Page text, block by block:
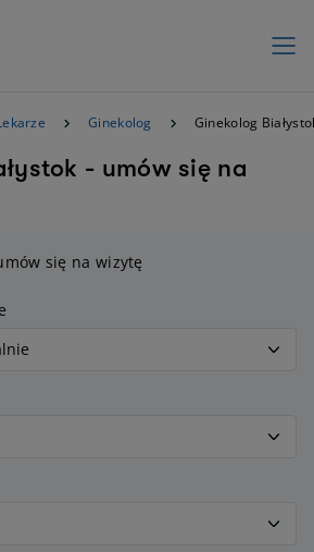
Ginekolog Ginekolog
- umów się na
się na wizytę